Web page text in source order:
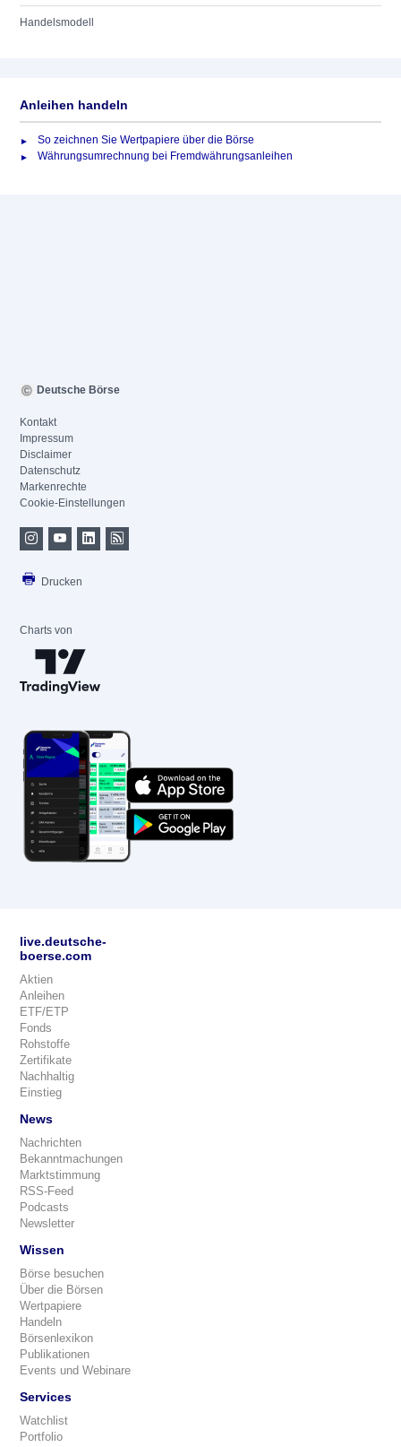
Handelsmodell
Anleihen handeln
So zeichnen Sie Wertpapiere über die Börse
Währungsumrechnung bei Fremdwährungsanleihen
Deutsche Börse
Kontakt
Impressum
Disclaimer
Datenschutz
Markenrechte
Cookie-Einstellungen
Drucken
Charts von
live.deutsche-
boerse.com
Aktien
Anleihen
ETF/ETP
Fonds
Rohstoffe
Zertifikate
Nachhaltig
Einstieg
News
Nachrichten
Bekanntmachungen
Marktstimmung
RSS-Feed
Podcasts
Newsletter
Wissen
Börse besuchen
Über die Börsen
Wertpapiere
Handeln
Börsenlexikon
Publikationen
Events und Webinare
Services
Watchlist
Portfolio